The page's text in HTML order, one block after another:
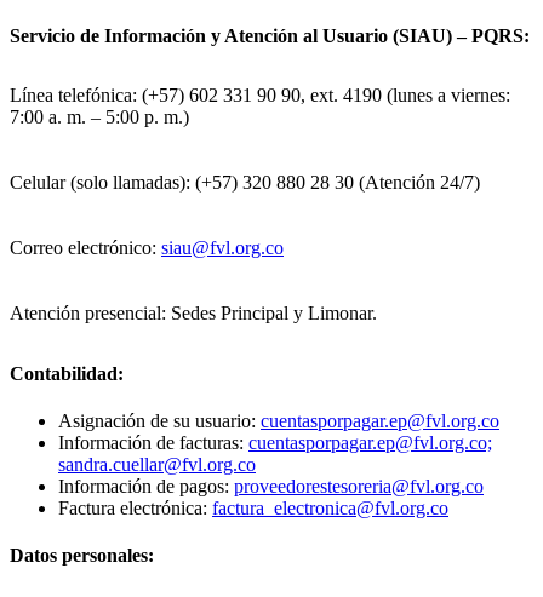
Servicio de Información y Atención al Usuario (SIAU) – PQRS:
Línea telefónica: (+57) 602 331 90 90, ext. 4190 (lunes a viernes:
7:00 a. m. – 5:00 p. m.)
Celular (solo llamadas): (+57) 320 880 28 30 (Atención 24/7)
Correo electrónico: siau@fvl.org.co
Atención presencial: Sedes Principal y Limonar.
Contabilidad:
Asignación de su usuario: cuentasporpagar.ep@fvl.org.co
Información de facturas: cuentasporpagar.ep@fvl.org.co;
sandra.cuellar@fvl.org.co
Información de pagos: proveedorestesoreria@fvl.org.co
Factura electrónica: factura_electronica@fvl.org.co
Datos personales: